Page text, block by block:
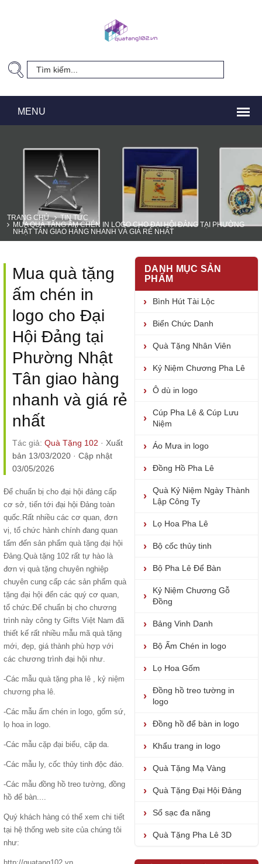
TRANG CHỦ
TIN TỨC
MUA QUÀ TẶNG ẤM CHÉN IN LOGO CHO ĐẠI HỘI ĐẢNG TẠI PHƯỜNG
NHẬT TÂN GIAO HÀNG NHANH VÀ GIÁ RẺ NHẤT
Mua quà tặng
ấm chén in
logo cho Đại
Hội Đảng tại
Phường Nhật
Tân giao hàng
nhanh và giá rẻ
nhất
Tác giả: Quà Tặng 102 · Xuất
bản 13/03/2020 · Cập nhật
03/05/2026
Để chuẩn bị cho đại hội đảng cấp
cơ sở, tiến tới đại hội Đảng toàn
quốc.Rất nhiều các cơ quan, đơn
vị, tổ chức hành chính đang quan
tấm đến sản phẩm quà tặng đại hội
Đảng.Quà tặng 102 rất tự hào là
đơn vị quà tặng chuyên nghiệp
chuyên cung cấp các sản phẩm quà
tặng đại hội đến các quý cơ quan,
tổ chức.Để chuẩn bị cho chương
trình này công ty Gifts Việt Nam đã
thiết kế rất nhiều mẫu mã quà tặng
mới, đẹp, giá thành phù hợp với
các chương trình đại hội như.
-Các mẫu quà tặng pha lê , kỷ niệm
chương pha lê.
-Các mẫu ấm chén in logo, gốm sứ,
lọ hoa in logo.
-Các mẫu cặp đại biểu, cặp da.
-Các mẫu ly, cốc thủy tinh độc đáo.
-Các mẫu đồng hồ treo tường, đồng
hồ để bàn....
Quý khách hàng có thể xem chi tiết
tại hệ thống web site của chúng tôi
như:
DANH MỤC SẢN
PHẨM
Bình Hút Tài Lộc
Biển Chức Danh
Quà Tặng Nhân Viên
Kỷ Niệm Chương Pha Lê
Ô dù in logo
Cúp Pha Lê & Cúp Lưu
Niệm
Áo Mưa in logo
Đồng Hồ Pha Lê
Quà Kỷ Niệm Ngày Thành
Lập Công Ty
Lọ Hoa Pha Lê
Bộ cốc thủy tinh
Bộ Pha Lê Để Bàn
Kỷ Niệm Chương Gỗ
Đồng
Bảng Vinh Danh
Bộ Ấm Chén in logo
Lọ Hoa Gốm
Đồng hồ treo tường in
logo
Đồng hồ để bàn in logo
Khẩu trang in logo
Quà Tặng Mạ Vàng
Quà Tặng Đại Hội Đảng
Sổ sạc đa năng
Quà Tặng Pha Lê 3D